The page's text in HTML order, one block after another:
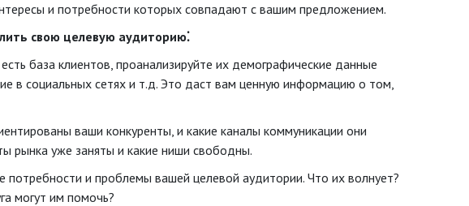
и потребности которых совпадают с вашим предложением.
свою целевую аудиторию⁚
база клиентов, проанализируйте их демографические данные
в социальных сетях и т.д. Это даст вам ценную информацию о том,
ваши конкуренты, и какие каналы коммуникации они
рынка уже заняты и какие ниши свободны.
потребности и проблемы вашей целевой аудитории. Что их волнует?
могут им помочь?